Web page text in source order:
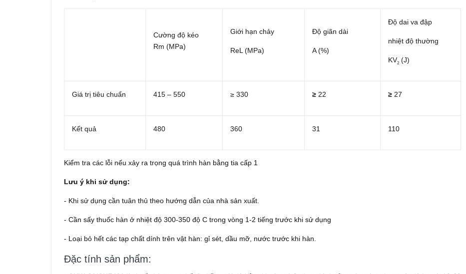
Cường độ kéo
Rm (MPa)
Giới hạn chảy
ReL (MPa)
Độ giãn dài
A (%)
Độ dai va đập
nhiệt độ thường
KV2 (J)
Giá trị tiêu chuẩn 415 – 550 ≥ 330 ≥ 22 ≥ 27
Kết quả 480 360 31 110
Kiểm tra các lỗi nếu xảy ra trọng quá trình hàn bằng tia cấp 1
Lưu ý khi sử dụng:
- Khi sử dụng cần tuân thủ theo hướng dẫn của nhà sản xuất.
- Cần sấy thuốc hàn ở nhiệt độ 300-350 độ C trong vòng 1-2 tiếng trước khi sử dụng
- Loại bỏ hết các tạp chất dính trên vật hàn: gỉ sét, dầu mỡ, nước trước khi hàn.​​​​
Đặc tính sản phẩm: